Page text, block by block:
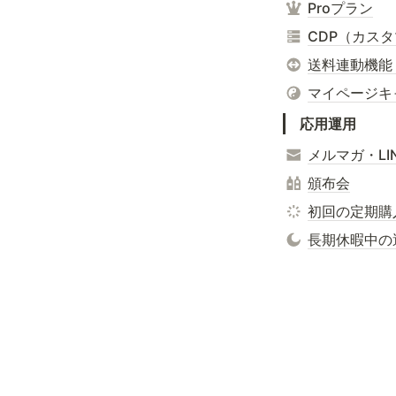
Proプラン
CDP（カス
送料連動機
マイページ
応用運用
メルマガ・
頒布会
初回の定期
長期休暇中